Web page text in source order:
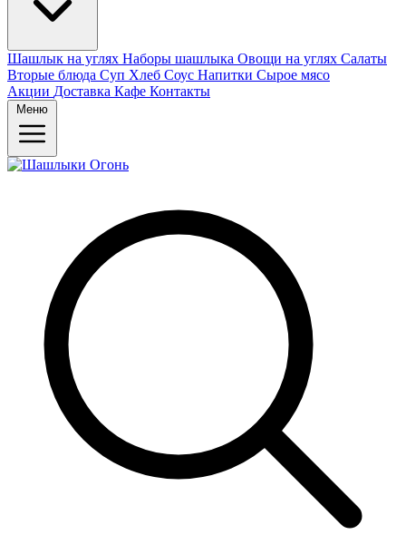
Шашлык на углях Наборы шашлыка Овощи на углях Салаты
Вторые блюда Суп Хлеб Соус Напитки Сырое мясо
Акции Доставка Кафе Контакты
Меню